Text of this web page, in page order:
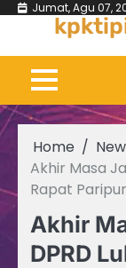
Skip
content
Jumat, Agu 07,
Home
Akhir Masa
Rapat
Akhir
DPRD